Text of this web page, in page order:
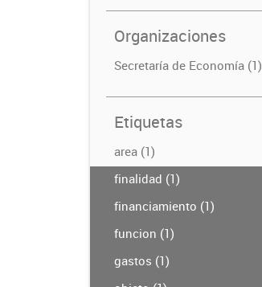
Organizaciones
Secretaría de Economía (1)
Etiquetas
area (1)
finalidad (1)
financiamiento (1)
funcion (1)
gastos (1)